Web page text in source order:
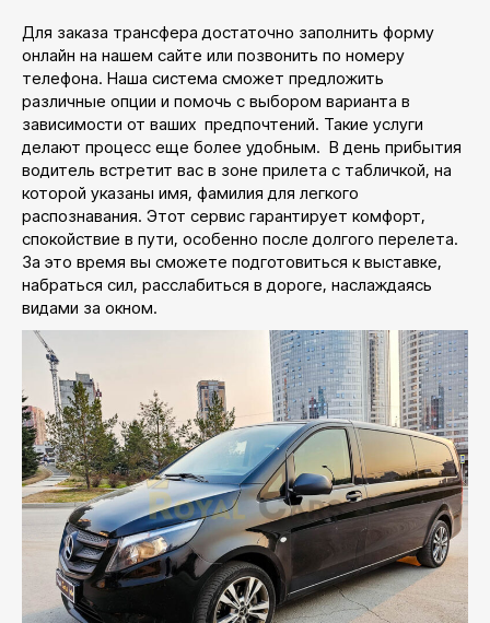
Для заказа трансфера достаточно заполнить форму
онлайн на нашем сайте или позвонить по номеру
телефона. Наша система сможет предложить
различные опции и помочь с выбором варианта в
зависимости от ваших предпочтений. Такие услуги
делают процесс еще более удобным. В день прибытия
водитель встретит вас в зоне прилета с табличкой, на
которой указаны имя, фамилия для легкого
распознавания. Этот сервис гарантирует комфорт,
спокойствие в пути, особенно после долгого перелета.
За это время вы сможете подготовиться к выставке,
набраться сил, расслабиться в дороге, наслаждаясь
видами за окном.